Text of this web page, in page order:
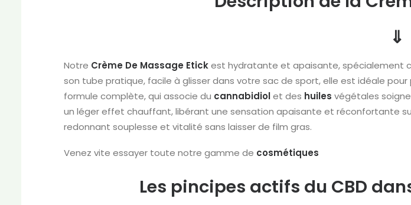
⇓
Notre Crème De Massage Etickest hydratante et apaisante, spécialement
son tube pratique, facile à glisser dans votre sac de sport, elle est idéale
formule complète, qui associe du cannabidiolet des huiles végétales
un léger effet chauffant, libérant une sensation apaisante et réconfortante
redonnant souplesse et vitalité sans laisser de film gras.
Venez vite essayer toute notre gamme de cosmétiques
Les pincipes actifs du CBD